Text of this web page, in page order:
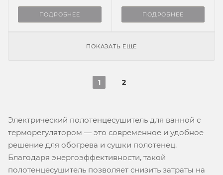
ПОДРОБНЕЕ ПОДРОБНЕЕ
ПОКАЗАТЬ ЕЩЕ
1 2
Электрический полотенцесушитель для ванной с
терморегулятором — это современное и удобное
решение для обогрева и сушки полотенец.
Благодаря энергоэффективности, такой
полотенцесушитель позволяет снизить затраты на